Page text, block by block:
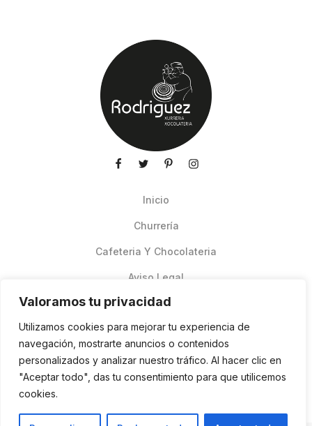
Valoramos tu privacidad
Utilizamos cookies para mejorar tu experiencia de
navegación, mostrarte anuncios o contenidos
personalizados y analizar nuestro tráfico. Al hacer clic en
"Aceptar todo", das tu consentimiento para que utilicemos
cookies.
Inicio
Churrería
Cafeteria Y Chocolateria
Aviso Legal
Pedidos Online Glovo
Contacto